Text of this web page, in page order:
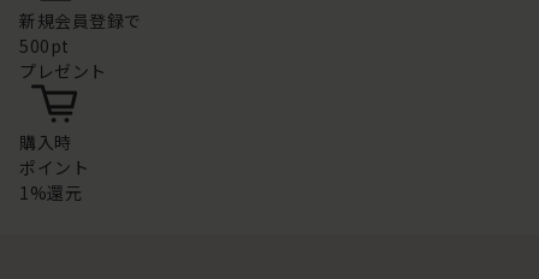
新規会員登録で
500pt
プレゼント
購入時
ポイント
1%還元